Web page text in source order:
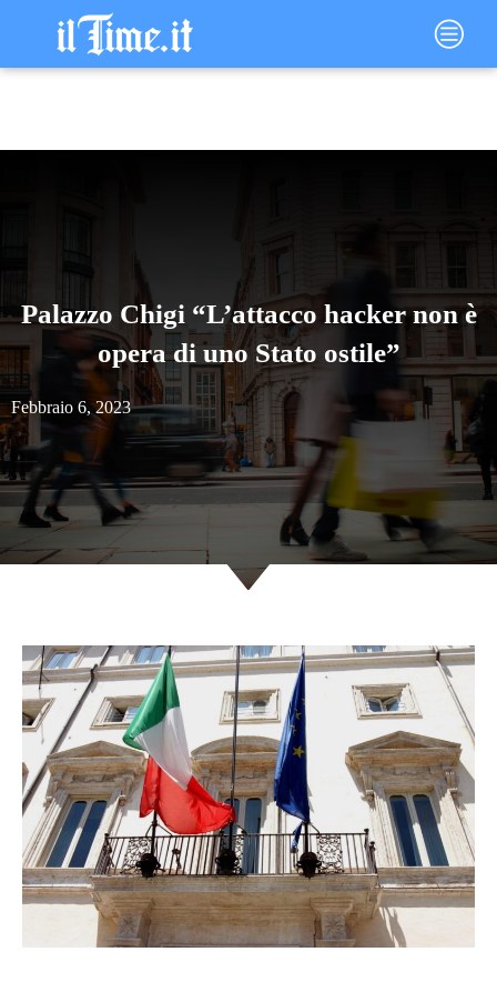
contenuto
Main
Menu
Palazzo Chigi “L’attacco hacker non è
opera di uno Stato ostile”
Febbraio 6, 2023